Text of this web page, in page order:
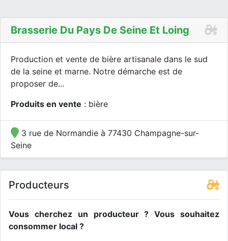
Brasserie Du Pays De Seine Et Loing
Production et vente de bière artisanale dans le sud
de la seine et marne. Notre démarche est de
proposer de...
Produits en vente : bière
3 rue de Normandie à 77430 Champagne-sur-
Seine
Producteurs
Vous cherchez un producteur ? Vous souhaitez
consommer local ?